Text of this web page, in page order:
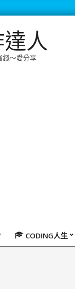
人
～愛分享
CODING人生